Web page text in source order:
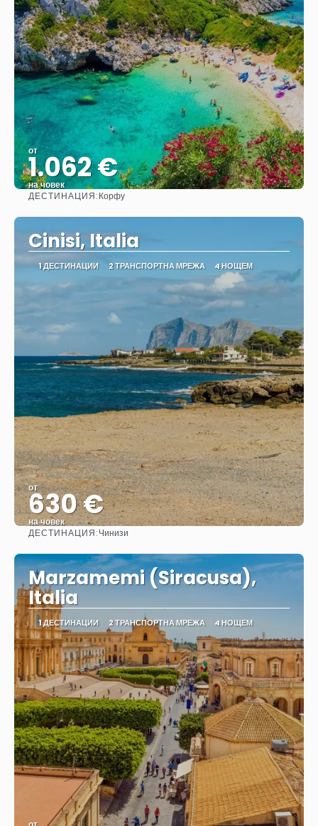
от
1.062 €
на човек
ДЕСТИНАЦИЯ:Корфу
Cinisi, Italia
1 ДЕСТИНАЦИИ 2 ТРАНСПОРТНА МРЕЖА 4 НОЩЕМ
от
630 €
на човек
ДЕСТИНАЦИЯ:Чинизи
Marzamemi (Siracusa),
Italia
1 ДЕСТИНАЦИИ 2 ТРАНСПОРТНА МРЕЖА 4 НОЩЕМ